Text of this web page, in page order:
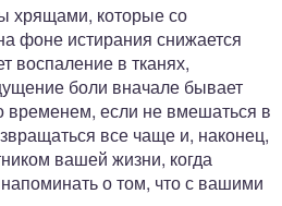
хрящами, которые со
фоне истирания снижается
воспаление в тканях,
боли вначале бывает
временем, если не вмешаться в
все чаще и, наконец,
вашей жизни, когда
о том, что с вашими